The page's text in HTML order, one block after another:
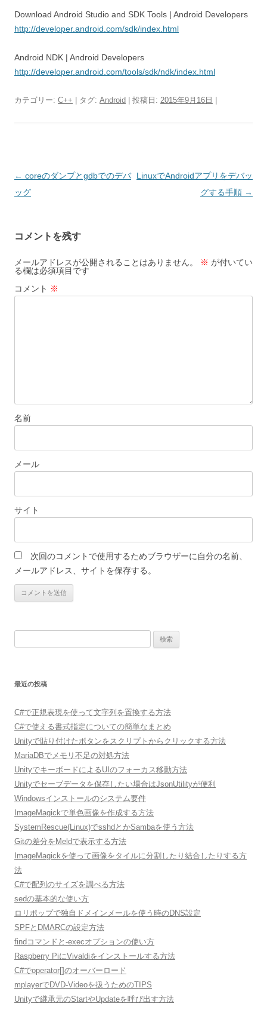
Download Android Studio and SDK Tools | Android Developers
http://developer.android.com/sdk/index.html
Android NDK | Android Developers
http://developer.android.com/tools/sdk/ndk/index.html
カテゴリー: C++ | タグ: Android | 投稿日: 2015年9月16日
投
稿
ゲ
ー
シ
ョ
← coreのダンプとgdbでのデバ
ッグ
LinuxでAndroidアプリをデバッ
グする手順 →
コメントを残す
メールアドレスが公開されることはありません。 ※ が付いてい
る欄は必須項目です
コメント ※
名前
メール
サイト
次回のコメントで使用するためブラウザーに自分の名前、
メールアドレス、サイトを保存する。
最近の投稿
C#で正規表現を使って文字列を置換する方法
C#で使える書式指定についての簡単なまとめ
Unityで貼り付けたボタンをスクリプトからクリックする方法
MariaDBでメモリ不足の対処方法
UnityでキーボードによるUIのフォーカス移動方法
Unityでセーブデータを保存したい場合はJsonUtilityが便利
Windowsインストールのシステム要件
ImageMagickで単色画像を作成する方法
SystemRescue(Linux)でsshdとかSambaを使う方法
Gitの差分をMeldで表示する方法
ImageMagickを使って画像をタイルに分割したり結合したりする方
法
C#で配列のサイズを調べる方法
sedの基本的な使い方
ロリポップで独自ドメインメールを使う時のDNS設定
SPFとDMARCの設定方法
findコマンドと-execオプションの使い方
Raspberry PiにVivaldiをインストールする方法
C#でoperator[]のオーバーロード
mplayerでDVD-Videoを扱うためのTIPS
Unityで継承元のStartやUpdateを呼び出す方法